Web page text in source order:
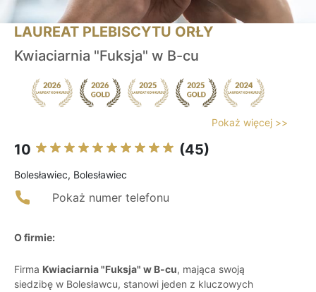
LAUREAT PLEBISCYTU ORŁY
Kwiaciarnia "Fuksja" w B-cu
Pokaż więcej >>
10 (45)
Bolesławiec, Bolesławiec
Pokaż numer telefonu
O firmie:
Firma Kwiaciarnia "Fuksja" w B-cu, mająca swoją
siedzibę w Bolesławcu, stanowi jeden z kluczowych